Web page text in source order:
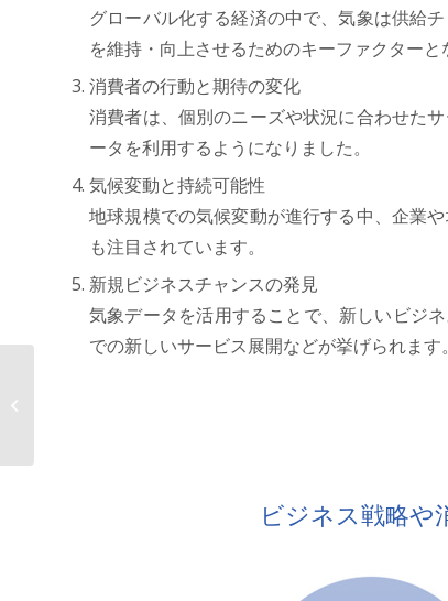
グローバル化する経済の中で、気象は供給
を維持・向上させるためのキーファクターと
消費者の行動と期待の変化
消費者は、個別のニーズや状況に合わせた
ータを利用するようになりました。
気候変動と持続可能性
地球規模での気候変動が進行する中、企業
も注目されています。
新規ビジネスチャンスの発見
気象データを活用することで、新しいビジ
での新しいサービス展開などが挙げられます。
ビジネス戦略や